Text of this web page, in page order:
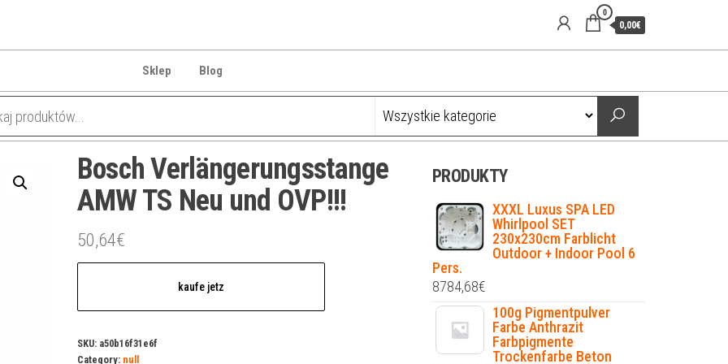
0
0,00€
Sklep Blog
Bosch Verlängerungsstange
AMW TS Neu und OVP!!!
50,64€
kaufe jetz
SKU: a50b16f31e6f
Category: null
PRODUKTY
XXXL Luxus SPA LED
Whirlpool SET
230x230cm Farblicht
Outdoor + Indoor Pool 6
Pers.
8784,68€
100g Pigmentpulver
Farbe Anthrazit
Farbpigmente
Trockenfarbe Beton